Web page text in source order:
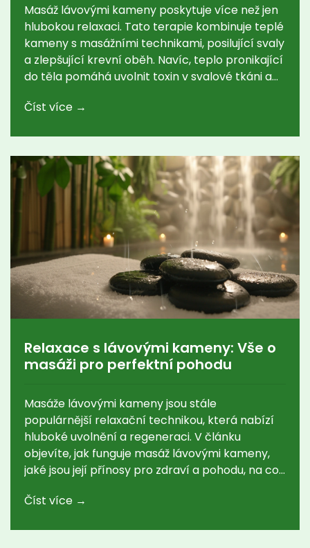
Masáž lávovými kameny poskytuje více než jen
hlubokou relaxaci. Tato terapie kombinuje teplé
kameny s masážními technikami, posilující svaly
a zlepšující krevní oběh. Navíc, teplo pronikající
do těla pomáhá uvolnit toxin v svalové tkáni a
kameny tedy může být nejen příjemným, ale i
Číst více →
Relaxace s lávovými kameny: Vše o
masáži pro perfektní pohodu
Masáže lávovými kameny jsou stále
populárnější relaxační technikou, která nabízí
hluboké uvolnění a regeneraci. V článku
objevíte, jak funguje masáž lávovými kameny,
jaké jsou její přínosy pro zdraví a pohodu, na co
proč si tento zážitek opravdu zasloužíte. Navíc
Číst více →